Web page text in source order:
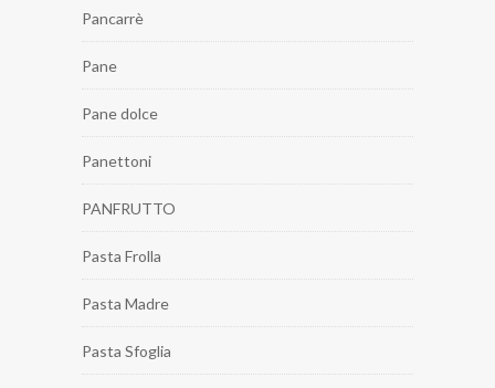
Pancarrè
Pane
Pane dolce
Panettoni
PANFRUTTO
Pasta Frolla
Pasta Madre
Pasta Sfoglia